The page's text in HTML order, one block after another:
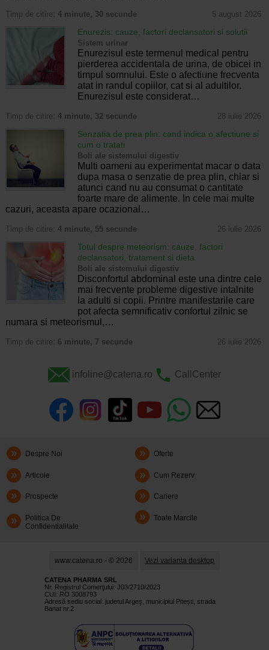
Timp de citire: 4 minute, 30 secunde 5 august 2026
Enurezis: cauze, factori declansatori si solutii
Sistem urinar
Enurezisul este termenul medical pentru
pierderea accidentala de urina, de obicei in
timpul somnului. Este o afectiune frecventa
atat in randul copiilor, cat si al adultilor.
Enurezisul este considerat…
Timp de citire: 4 minute, 32 secunde 28 iulie 2026
Senzatia de prea plin: cand indica o afectiune si
cum o tratati
Boli ale sistemului digestiv
Multi oameni au experimentat macar o data
dupa masa o senzatie de prea plin, chiar si
atunci cand nu au consumat o cantitate
foarte mare de alimente. In cele mai multe
cazuri, aceasta apare ocazional…
Timp de citire: 4 minute, 55 secunde 26 iulie 2026
Totul despre meteorism: cauze, factori
declansatori, tratament si dieta
Boli ale sistemului digestiv
Disconfortul abdominal este una dintre cele
mai frecvente probleme digestive intalnite
la adulti si copii. Printre manifestarile care
pot afecta semnificativ confortul zilnic se
numara si meteorismul,…
Timp de citire: 6 minute, 7 secunde 26 iulie 2026
infoline@catena.ro CallCenter
Despre Noi Oferte
Articole Cum Rezerv
Prospecte Cariere
Politica De
Confidentialitate
Toate Marcile
www.catena.ro - © 2026 Vezi varianta desktop
CATENA PHARMA SRL
Nr. Registrul Comerţului: J03/2710/2023
CUI: RO 3008793
Adresă sediu social: judetul Argeş, municipiul Piteşti, strada
Banat nr.2